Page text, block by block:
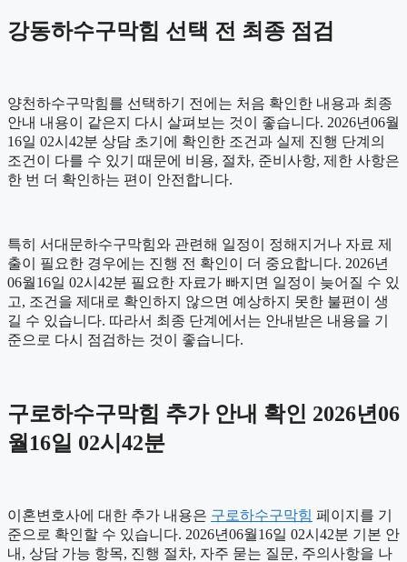
강동하수구막힘 선택 전 최종 점검
양천하수구막힘를 선택하기 전에는 처음 확인한 내용과 최종
안내 내용이 같은지 다시 살펴보는 것이 좋습니다. 2026년06월
16일 02시42분 상담 초기에 확인한 조건과 실제 진행 단계의
조건이 다를 수 있기 때문에 비용, 절차, 준비사항, 제한 사항은
한 번 더 확인하는 편이 안전합니다.
특히 서대문하수구막힘와 관련해 일정이 정해지거나 자료 제
출이 필요한 경우에는 진행 전 확인이 더 중요합니다. 2026년
06월16일 02시42분 필요한 자료가 빠지면 일정이 늦어질 수 있
고, 조건을 제대로 확인하지 않으면 예상하지 못한 불편이 생
길 수 있습니다. 따라서 최종 단계에서는 안내받은 내용을 기
준으로 다시 점검하는 것이 좋습니다.
구로하수구막힘 추가 안내 확인 2026년06
월16일 02시42분
이혼변호사에 대한 추가 내용은 구로하수구막힘 페이지를 기
준으로 확인할 수 있습니다. 2026년06월16일 02시42분 기본 안
내, 상담 가능 항목, 진행 절차, 자주 묻는 질문, 주의사항을 나